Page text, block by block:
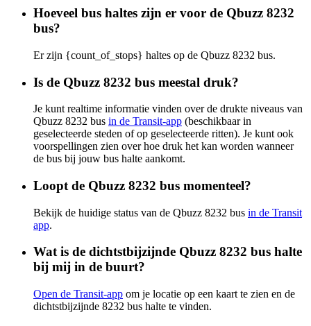
Hoeveel bus haltes zijn er voor de Qbuzz 8232
bus?
Er zijn {count_of_stops} haltes op de Qbuzz 8232 bus.
Is de Qbuzz 8232 bus meestal druk?
Je kunt realtime informatie vinden over de drukte niveaus van
Qbuzz 8232 bus in de Transit-app (beschikbaar in
geselecteerde steden of op geselecteerde ritten). Je kunt ook
voorspellingen zien over hoe druk het kan worden wanneer
de bus bij jouw bus halte aankomt.
Loopt de Qbuzz 8232 bus momenteel?
Bekijk de huidige status van de Qbuzz 8232 bus in de Transit
app.
Wat is de dichtstbijzijnde Qbuzz 8232 bus halte
bij mij in de buurt?
Open de Transit-app om je locatie op een kaart te zien en de
dichtstbijzijnde 8232 bus halte te vinden.